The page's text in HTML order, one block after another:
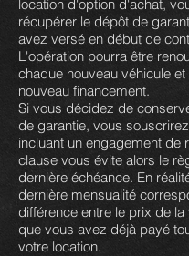
location d'option d'achat,
récupérer le dépôt de
avez versé en début de
L'opération pourra être
chaque nouveau véhicule
nouveau financement.
Si vous décidez de
de garantie, vous
incluant un engagement de
clause vous évite alors le
dernière échéance. En
dernière mensualité
différence entre le prix de la
que vous avez déjà payé
votre location.